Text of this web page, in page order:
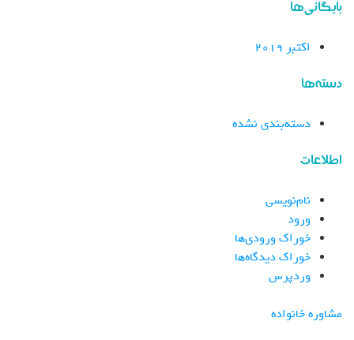
بایگانی‌ها
اکتبر 2019
دسته‌ها
دسته‌بندی نشده
اطلاعات
نام‌نویسی
ورود
خوراک ورودی‌ها
خوراک دیدگاه‌ها
وردپرس
مشاوره خانواده